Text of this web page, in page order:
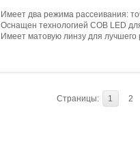
Имеет два режима рассеивания:
Оснащен технологией COB LED
Имеет матовую линзу для лучшего
Страницы: 1 2